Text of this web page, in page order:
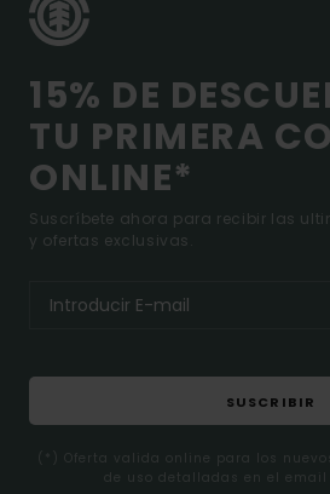
15% DE
TU PRIMERA
ONLINE*
Suscríbete ahora para recibir las
y ofertas exclusivas.
SUSCRIBIR
(*) Oferta valida online para los
de uso detalladas en el